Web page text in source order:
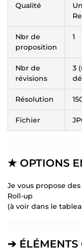
Qualité
Nbr de
proposition
1
Nbr de
révisions
3
Résolution
Fichier
★ OPTIONS
Je vous propose
Roll-up
(à voir dans le
➔ ÉLÉMENTS